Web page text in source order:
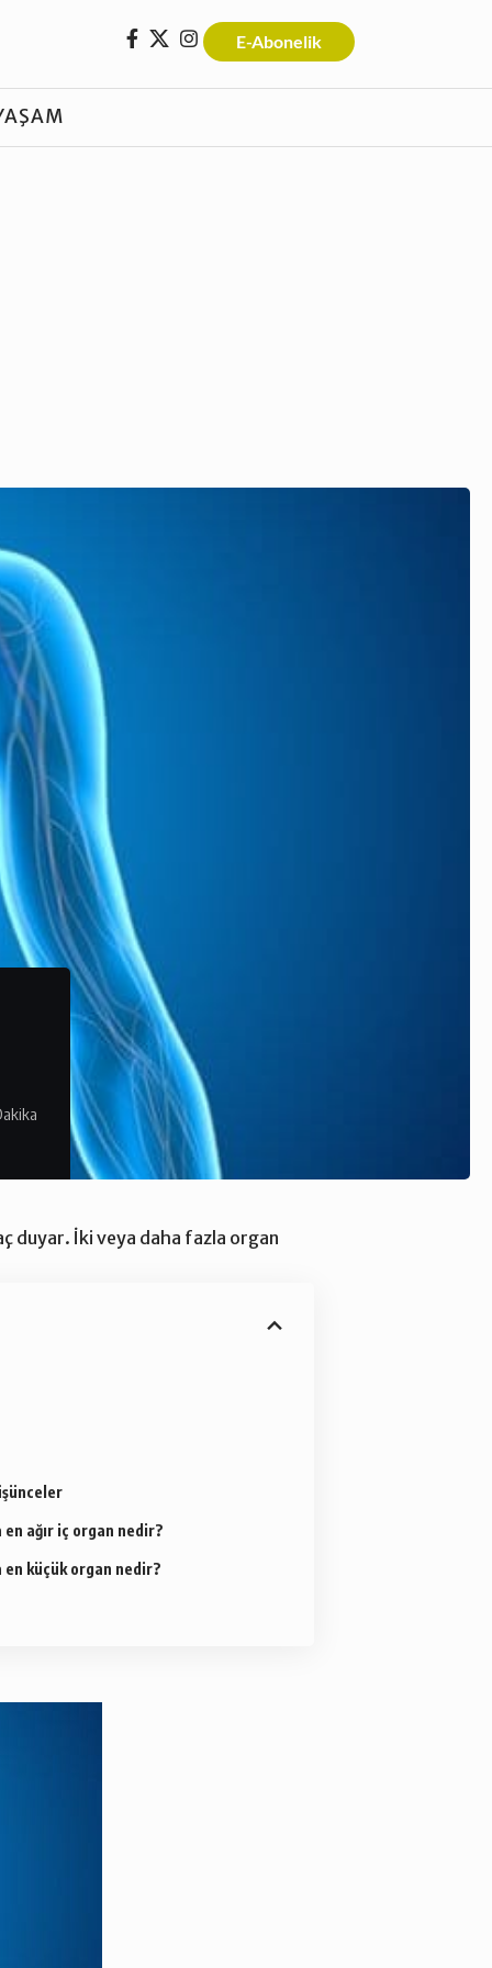
E-Abonelik
duyar. İki veya daha fazla organ
ağır iç organ nedir?
en küçük organ nedir?